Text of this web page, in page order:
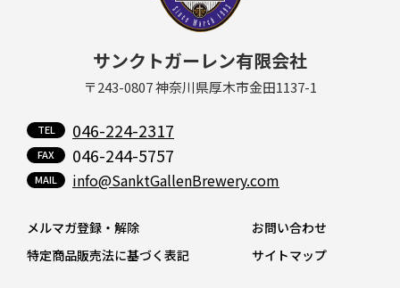
サンクトガーレン有限会社
〒243-0807 神奈川県厚木市金田1137-1
046-224-2317
046-244-5757
info@SanktGallenBrewery.com
メルマガ登録・解除
お問い合わせ
特定商品販売法に基づく表記
サイトマップ